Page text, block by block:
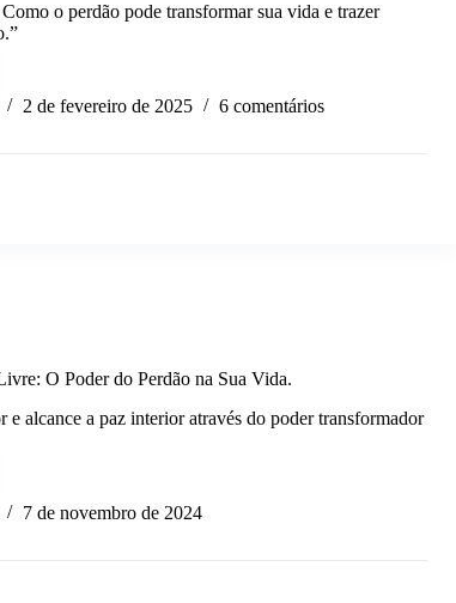
o perdão pode transformar sua vida e trazer
2 de fevereiro de 2025 6 comentários
O Poder do Perdão na Sua Vida.
e alcance a paz interior através do poder transformador
7 de novembro de 2024